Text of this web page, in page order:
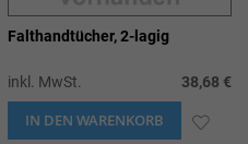
Falthandtücher, 2-lagig
inkl. MwSt. 38,68 €
IN DEN WARENKORB ZUR